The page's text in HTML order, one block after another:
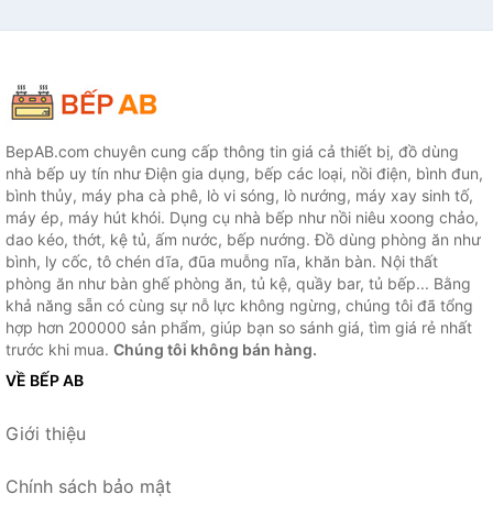
BepAB.com chuyên cung cấp thông tin giá cả thiết bị, đồ dùng
nhà bếp uy tín như Điện gia dụng, bếp các loại, nồi điện, bình đun,
bình thủy, máy pha cà phê, lò vi sóng, lò nướng, máy xay sinh tố,
máy ép, máy hút khói. Dụng cụ nhà bếp như nồi niêu xoong chảo,
dao kéo, thớt, kệ tủ, ấm nước, bếp nướng. Đồ dùng phòng ăn như
bình, ly cốc, tô chén dĩa, đũa muỗng nĩa, khăn bàn. Nội thất
phòng ăn như bàn ghế phòng ăn, tủ kệ, quầy bar, tủ bếp... Bằng
khả năng sẵn có cùng sự nỗ lực không ngừng, chúng tôi đã tổng
hợp hơn 200000 sản phẩm, giúp bạn so sánh giá, tìm giá rẻ nhất
trước khi mua. Chúng tôi không bán hàng.
VỀ BẾP AB
Giới thiệu
Chính sách bảo mật